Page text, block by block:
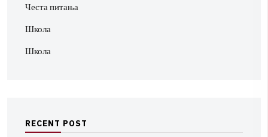
Честа питања
Школа
Школа
RECENT POST